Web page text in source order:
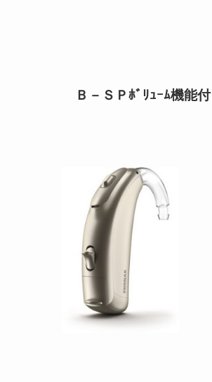
Ｂ－ＳＰﾎﾞﾘｭｰﾑ機能